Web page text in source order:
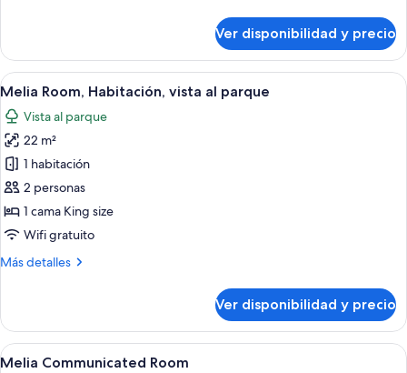
Room
(3
Adults)
Ver disponibilidad y precio
Ver
todas
las
fotos
de
Melia
Room,
Habitación,
al
Una habitación de hotel moderna
6
Melia Room, Habitación, vista al parque
Vista al parque
22 m²
1 habitación
2 personas
1 cama King size
Wifi gratuito
Más detalles
Más
Room,
Habitación,
vista
Ver disponibilidad y precio
Ver
Una habitación de hotel con dos
7
Melia Communicated Room